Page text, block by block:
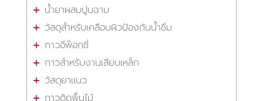
น้ำยาผสมปูนฉาบ
วัสดุสำหรับเคลือบผิวป้องกันน้ำซึม
กาวอีพ๊อกซี่
กาวสำหรับงานเสียบเหล็ก
วัสดุยาแนว
กาวติดพื้นไม้